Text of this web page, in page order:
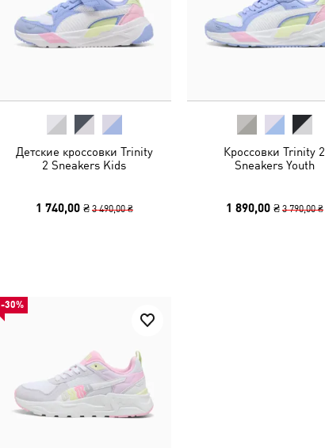
Детские кроссовки Trinity
2 Sneakers Kids
1 740,00 ₴ 3 490,00 ₴
Кроссовки Trinity 2
Sneakers Youth
1 890,00 ₴ 3 790,00 ₴
-30%